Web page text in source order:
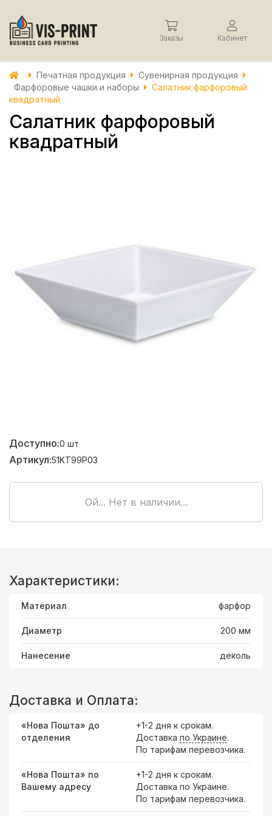
Заказы Кабинет
Печатная продукция
Сувенирная продукция
Фарфоровые чашки и наборы
Салатник фарфоровый
квадратный
Салатник фарфоровый
квадратный
Доступно:0 шт
Артикул:51KT99P03
Ой... Нет в наличии...
Характеристики:
Материал фарфор
Диаметр 200 мм
Нанесение деколь
Доставка и Оплата:
«Нова Пошта» до
отделения
+1-2 дня к срокам.
Доставка по Украине.
По тарифам перевозчика.
«Нова Пошта» по
Вашему адресу
+1-2 дня к срокам.
Доставка по Украине.
По тарифам перевозчика.